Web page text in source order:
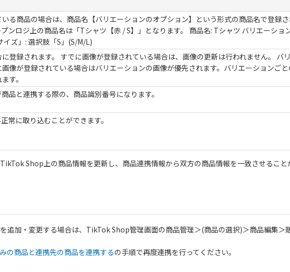
る商品の場合は、商品名【バリエーションのオプション】という形式の商品名で登録
ンロジ上の商品名は「Tシャツ【赤 / S】」となります。 商品名: Tシャツ バリエーショ
イズ」: 選択肢「S」(S/M/L)
登録されます。 すでに画像が登録されている場合は、画像の更新は行われません。 バ
像が登録されている場合はバリエーションの画像が優先されます。バリエーションご
す。
品と連携する際の、商品識別番号になります。
常に取り込むことができます。
Shop上の商品情報を更新し、商品連携情報から双方の商品情報を一致させること
追加・変更する場合は、TikTok Shop管理画面の商品管理＞(商品の選択)＞商品編集＞
の商品と連携先の商品を連携するの手順で再度連携を行ってください。